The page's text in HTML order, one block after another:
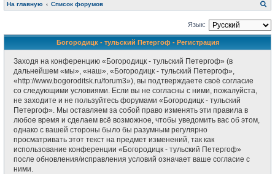
На главную Список форумов
о
с
к
Язык:
Богородицк - тульский Петергоф - Регистрация
Заходя на конференцию «Богородицк - тульский Петергоф» (в
дальнейшем «мы», «наш», «Богородицк - тульский Петергоф»,
«http://www.bogoroditsk.ru/forum3»), вы подтверждаете своё согласие
со следующими условиями. Если вы не согласны с ними, пожалуйста,
не заходите и не пользуйтесь форумами «Богородицк - тульский
Петергоф». Мы оставляем за собой право изменять эти правила в
любое время и сделаем всё возможное, чтобы уведомить вас об этом,
однако с вашей стороны было бы разумным регулярно
просматривать этот текст на предмет изменений, так как
использование конференции «Богородицк - тульский Петергоф»
после обновления/исправления условий означает ваше согласие с
ними.